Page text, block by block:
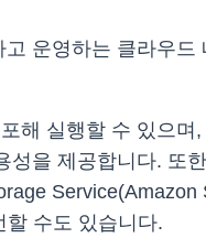
운영하는 클라우
해 실행할 수 있으
을 제공합니다. 또
할 수도 있습니다.